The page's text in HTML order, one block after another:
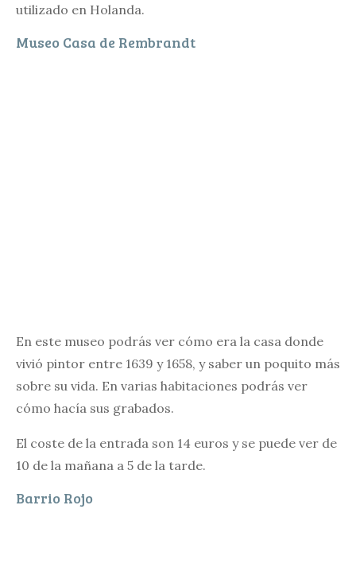
utilizado en Holanda.
Museo Casa de Rembrandt
En este museo podrás ver cómo era la casa donde
vivió pintor entre 1639 y 1658, y saber un poquito más
sobre su vida. En varias habitaciones podrás ver
cómo hacía sus grabados.
El coste de la entrada son 14 euros y se puede ver de
10 de la mañana a 5 de la tarde.
Barrio Rojo